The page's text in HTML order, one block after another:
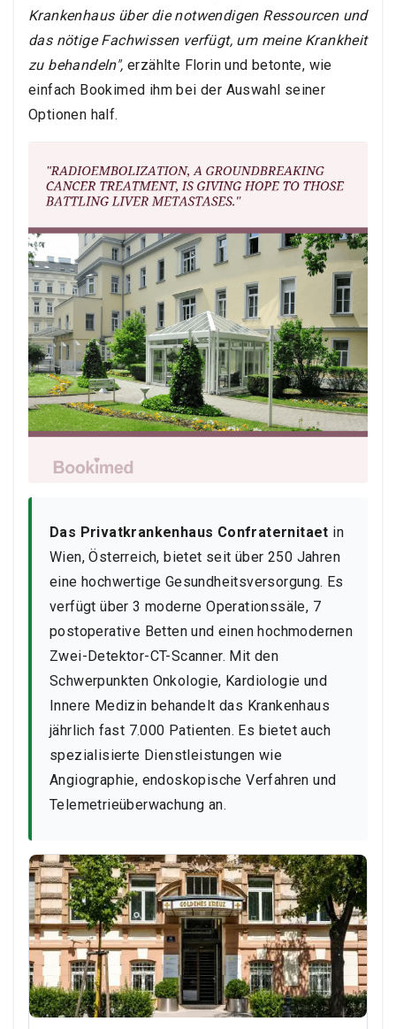
Krankenhaus über die notwendigen Ressourcen und
das nötige Fachwissen verfügt, um meine Krankheit
zu behandeln",erzählte Florin und betonte, wie
einfach Bookimed ihm bei der Auswahl seiner
Optionen half.
Das Privatkrankenhaus Confraternitaet in
Wien, Österreich, bietet seit über 250 Jahren
eine hochwertige Gesundheitsversorgung. Es
verfügt über 3 moderne Operationssäle, 7
postoperative Betten und einen hochmodernen
Zwei-Detektor-CT-Scanner. Mit den
Schwerpunkten Onkologie, Kardiologie und
Innere Medizin behandelt das Krankenhaus
jährlich fast 7.000 Patienten. Es bietet auch
spezialisierte Dienstleistungen wie
Angiographie, endoskopische Verfahren und
Telemetrieüberwachung an.